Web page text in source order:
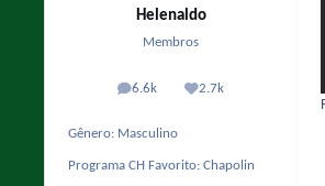
Helenaldo
Membros
6.6k
posts 2.7k
Reputação
Gênero: Masculino
Programa CH Favorito: Chapolin